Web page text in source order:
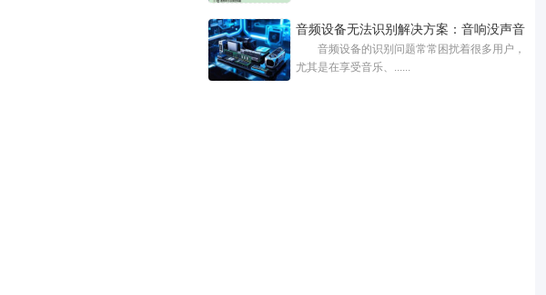
音频设备无法识别解决方案：音响没声音
音频设备的识别问题常常困扰着很多用户，
尤其是在享受音乐、......